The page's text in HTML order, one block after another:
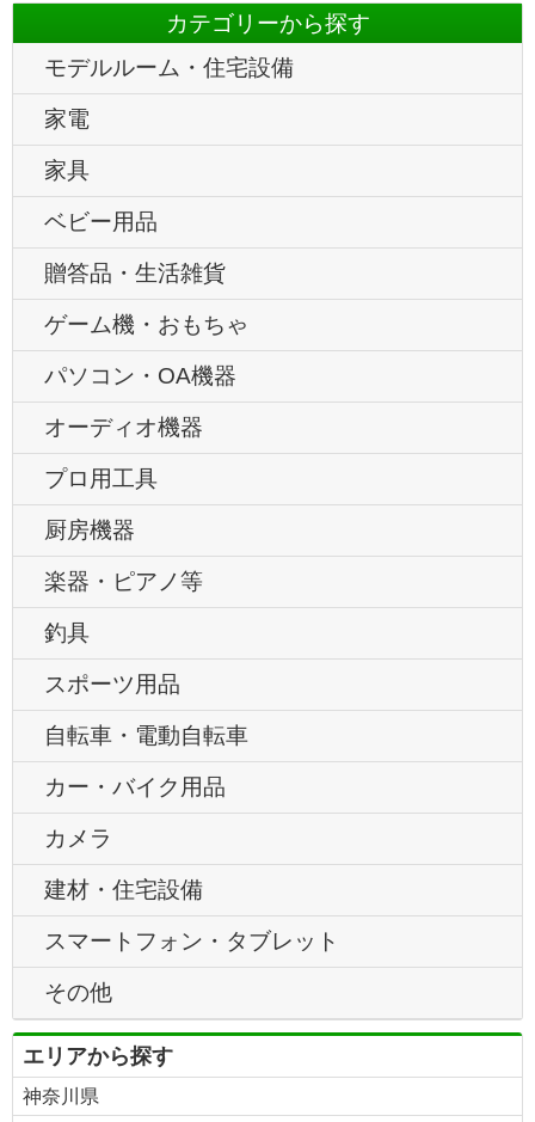
カテゴリーから探す
モデルルーム・住宅設備
家電
家具
ベビー用品
贈答品・生活雑貨
ゲーム機・おもちゃ
パソコン・OA機器
オーディオ機器
プロ用工具
厨房機器
楽器・ピアノ等
釣具
スポーツ用品
自転車・電動自転車
カー・バイク用品
カメラ
建材・住宅設備
スマートフォン・タブレット
その他
エリアから探す
神奈川県